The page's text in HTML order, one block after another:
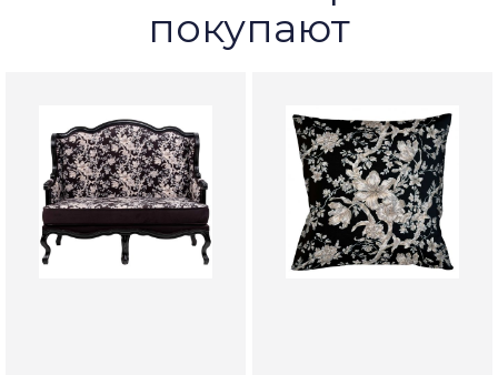
покупают